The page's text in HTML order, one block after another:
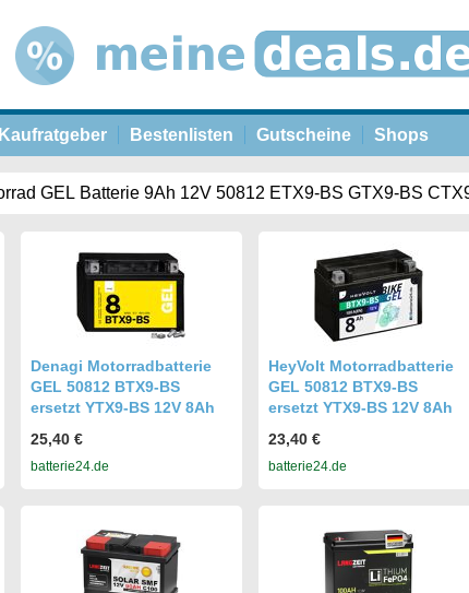
Kaufratgeber Bestenlisten Gutscheine Shops
Denagi Motorradbatterie
GEL 50812 BTX9-BS
ersetzt YTX9-BS 12V 8Ah
25,40 €
batterie24.de
HeyVolt Motorradbatterie
GEL 50812 BTX9-BS
ersetzt YTX9-BS 12V 8Ah
23,40 €
batterie24.de